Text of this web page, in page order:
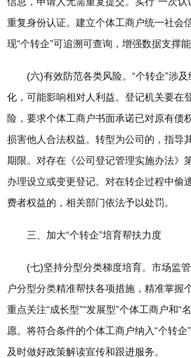
重复身份认证。建立个体工商户统一社会
现“个转企”可追溯可查询，增强数据支撑能
(六)有效防范各类风险。“个转企”涉及
化，可能影响相对人利益。登记机关要在
险，要求个体工商户书面承诺已对原有债
损害他人合法权益。转型为公司的，指导
期限。对存在《公司登记管理实施办法》
办理设立或变更登记。对在转企过程中偷
费者权益的，相关部门依法予以处罚。
三、加大“个转企”培育帮扶力度
(七)坚持分型分类梯度培育。市场监管
户分型分类精准帮扶各项措施，精准掌握
重点关注“成长型”“发展型”个体工商户和“
愿。将符合条件的个体工商户纳入“个转企
及时做好政策解读宣传和跟进服务。